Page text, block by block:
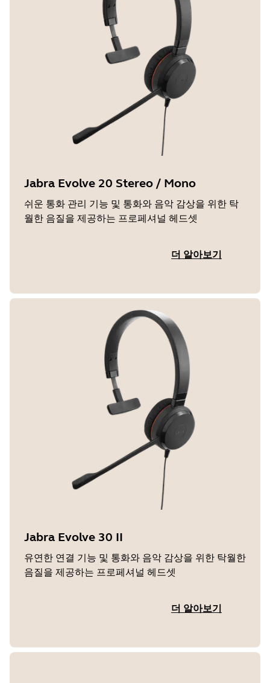
Jabra Evolve 20 Stereo / Mono
쉬운 통화 관리 기능 및 통화와 음악 감상을 위한 탁
월한 음질을 제공하는 프로페셔널 헤드셋
더 알아보기
Jabra Evolve 30 II
유연한 연결 기능 및 통화와 음악 감상을 위한 탁월한
음질을 제공하는 프로페셔널 헤드셋
더 알아보기